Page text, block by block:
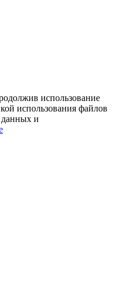
использование
использования файлов
данных и